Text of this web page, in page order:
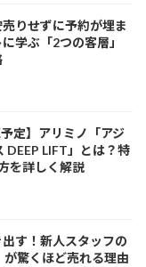
売りせずに予約が埋ま
学ぶ「2つの客層」
定】アリミノ「アジ
DEEP LIFT」とは？特
を詳しく解説
す！新人スタッフの
が驚くほど売れる理由